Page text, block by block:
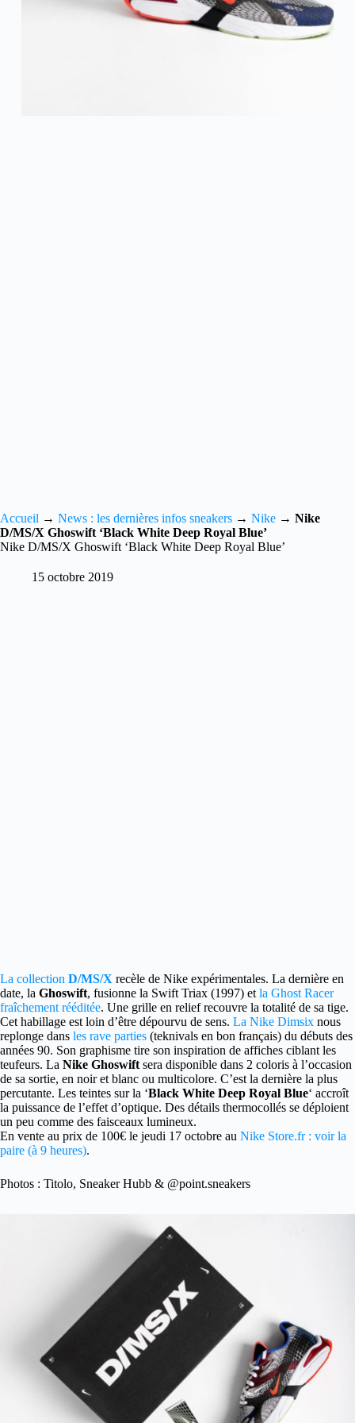
Accueil → News : les dernières infos sneakers → Nike → Nike
D/MS/X Ghoswift ‘Black White Deep Royal Blue’
Nike D/MS/X Ghoswift ‘Black White Deep Royal Blue’
15 octobre 2019
La collection D/MS/X recèle de Nike expérimentales. La dernière en
date, la Ghoswift, fusionne la Swift Triax (1997) et la Ghost Racer
fraîchement rééditée. Une grille en relief recouvre la totalité de sa tige.
Cet habillage est loin d’être dépourvu de sens. La Nike Dimsix nous
replonge dans les rave parties (teknivals en bon français) du débuts des
années 90. Son graphisme tire son inspiration de affiches ciblant les
teufeurs. La Nike Ghoswift sera disponible dans 2 coloris à l’occasion
de sa sortie, en noir et blanc ou multicolore. C’est la dernière la plus
percutante. Les teintes sur la ‘Black White Deep Royal Blue‘ accroît
la puissance de l’effet d’optique. Des détails thermocollés se déploient
un peu comme des faisceaux lumineux.
En vente au prix de 100€ le jeudi 17 octobre au Nike Store.fr : voir la
paire (à 9 heures).
Photos : Titolo, Sneaker Hubb & @point.sneakers